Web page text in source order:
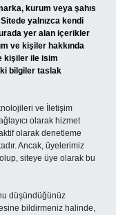
kurum veya şahıs
yalnızca kendi
yer alan içerikler
ve kişiler hakkında
kişiler ile isim
bilgiler taslak
ve İletişim
olarak hizmet
olarak denetleme
Ancak, üyelerimiz
siteye üye olarak bu
düşündüğünüz
bildirmeniz halinde,